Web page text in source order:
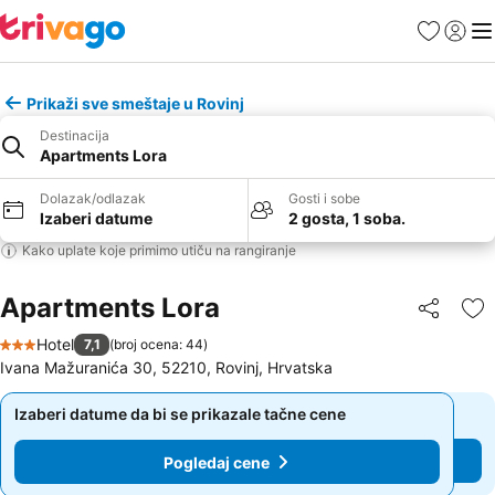
FavoritiPrijavi
Prikaži sve smeštaje u Rovinj
Destinacija
Apartments Lora
Dolazak/odlazak
Izaberi datume
Gosti i sobe
2 gosta, 1 soba.
Kako uplate koje primimo utiču na rangiranje
Apartments Lora Deli
3 Zvezdice
Hotel 7,1 (broj ocena: 44)
Ivana Mažuranića 30, 52210, Rovinj, Hrvatska
Izaberi datume da bi se prikazale tačne cene
Pogledaj cene
Izaberi datume da bi se prikazale tačne cene
Pogledaj cene